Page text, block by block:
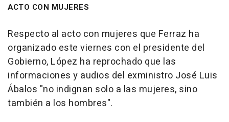
ACTO CON MUJERES
Respecto al acto con mujeres que Ferraz ha
organizado este viernes con el presidente del
Gobierno, López ha reprochado que las
informaciones y audios del exministro José Luis
Ábalos "no indignan solo a las mujeres, sino
también a los hombres".